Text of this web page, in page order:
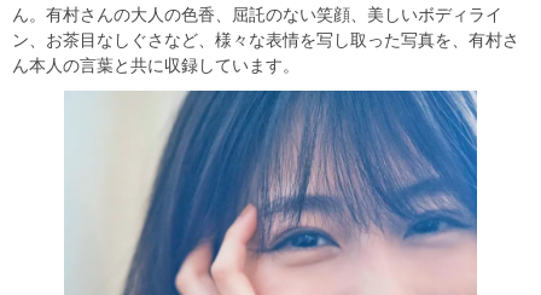
ん。有村さんの大人の色香、屈託のない笑顔、美しいボディライ
ン、お茶目なしぐさなど、様々な表情を写し取った写真を、有村さ
ん本人の言葉と共に収録しています。